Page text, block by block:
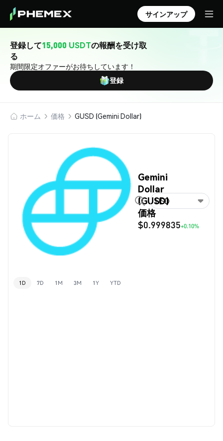
サインアップ
登録して15,000 USDTの報酬を受け取
る
期間限定オファーがお待ちしています！
登録
ホーム 価格 GUSD (Gemini Dollar)
Gemini
Dollar
(GUSD)
価格
$0.999835+0.10%
USD
1D 7D 1M 3M 1Y YTD